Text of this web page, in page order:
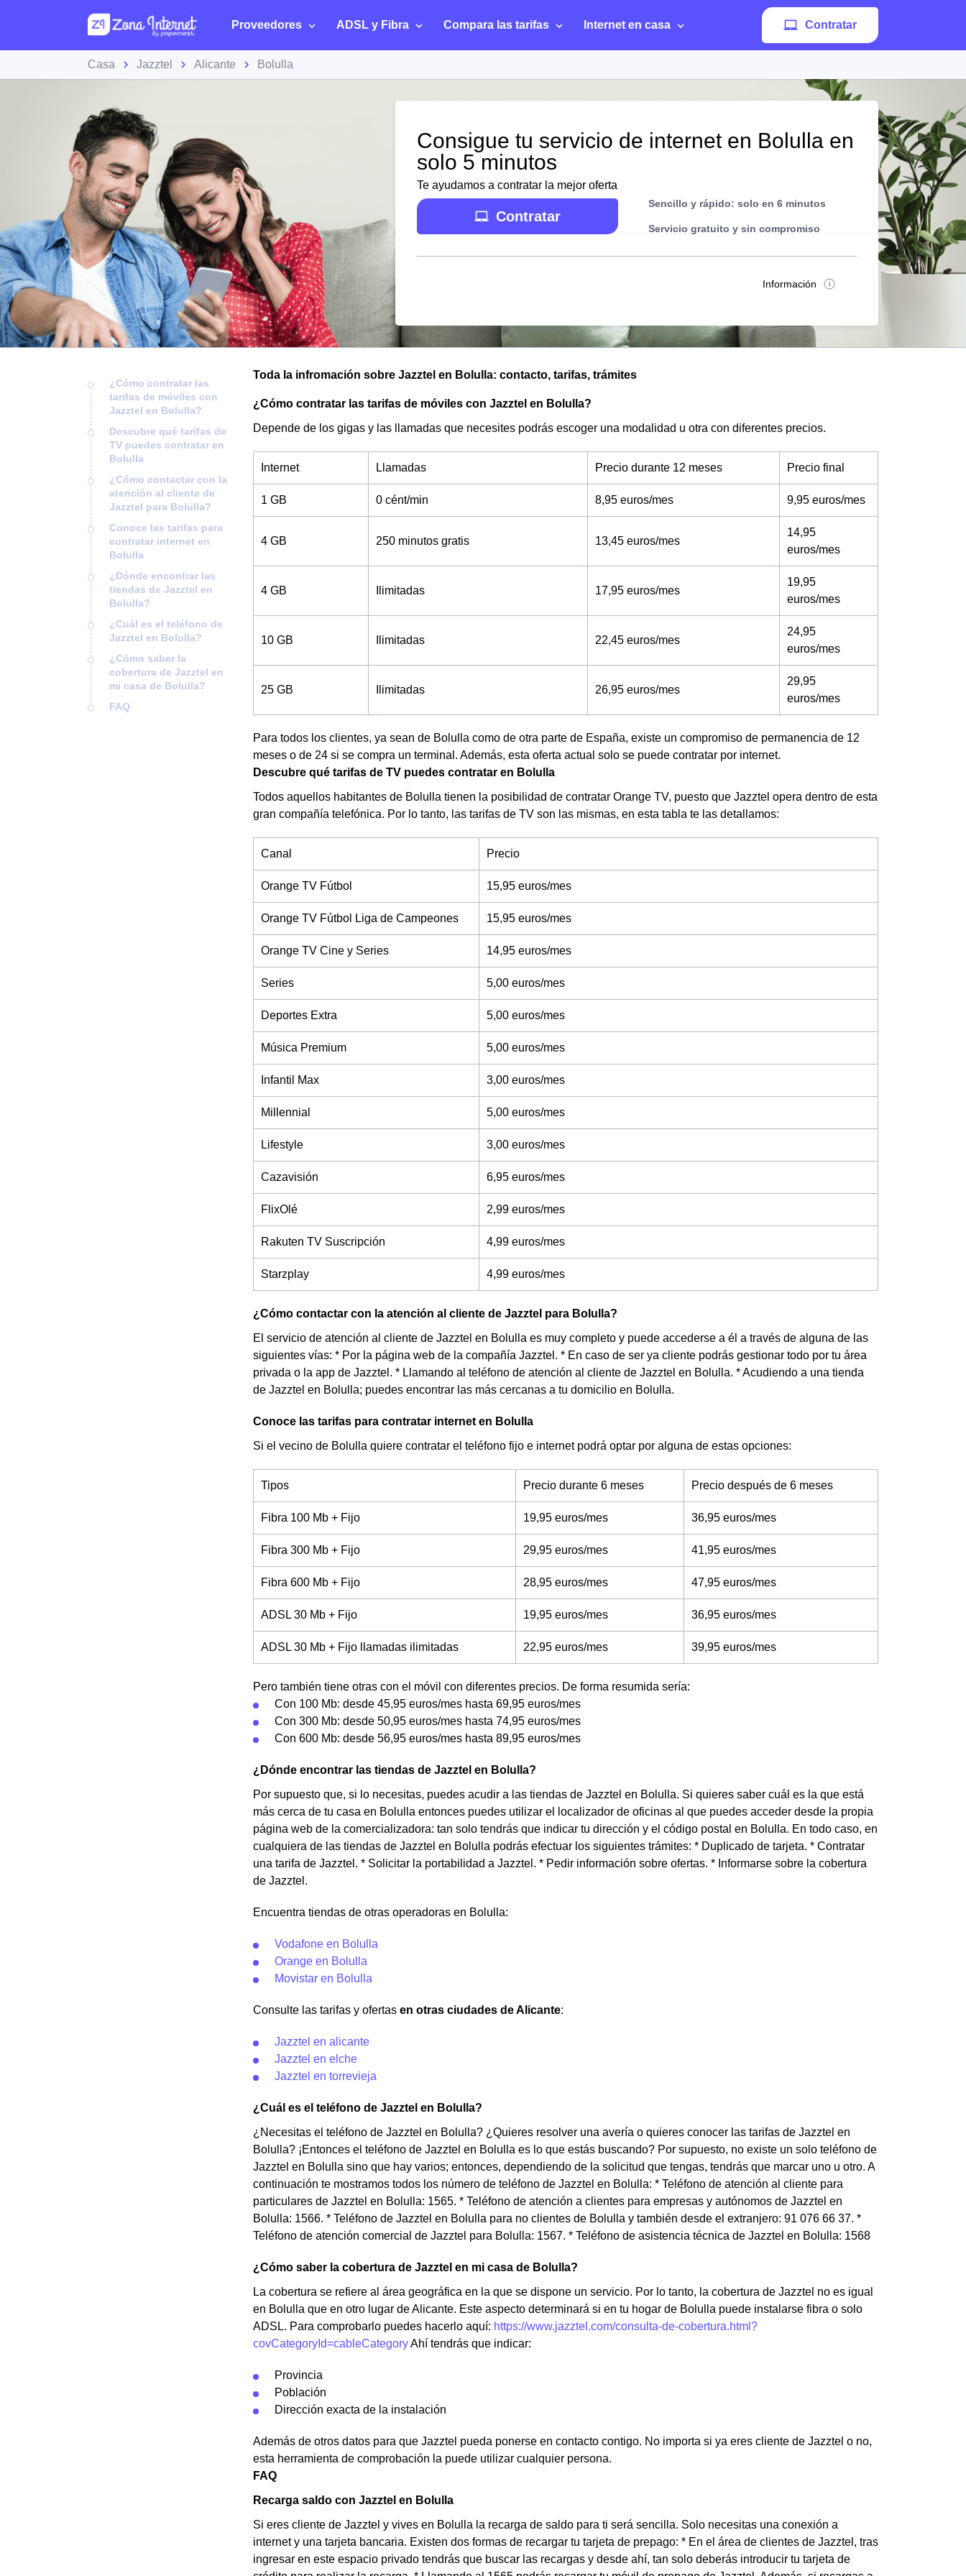
Proveedores ADSL y Fibra Compara las tarifas Internet en casa Contratar
Casa Jazztel Alicante Bolulla
Consigue tu servicio de internet en Bolulla en
solo 5 minutos
Te ayudamos a contratar la mejor oferta
Contratar
Sencillo y rápido: solo en 6 minutos
Servicio gratuito y sin compromiso
Información
¿Cómo contratar las
tarifas de móviles con
Jazztel en Bolulla?
Descubre qué tarifas de
TV puedes contratar en
Bolulla
¿Cómo contactar con la
atención al cliente de
Jazztel para Bolulla?
Conoce las tarifas para
contratar internet en
Bolulla
¿Dónde encontrar las
tiendas de Jazztel en
Bolulla?
¿Cuál es el teléfono de
Jazztel en Bolulla?
¿Cómo saber la
cobertura de Jazztel en
mi casa de Bolulla?
FAQ
Toda la infromación sobre Jazztel en Bolulla: contacto, tarifas, trámites
¿Cómo contratar las tarifas de móviles con Jazztel en Bolulla?
Depende de los gigas y las llamadas que necesites podrás escoger una modalidad u otra con diferentes precios.
Internet Llamadas Precio durante 12 meses Precio final
1 GB 0 cént/min 8,95 euros/mes 9,95 euros/mes
4 GB 250 minutos gratis 13,45 euros/mes
14,95
euros/mes
4 GB Ilimitadas 17,95 euros/mes
19,95
euros/mes
10 GB Ilimitadas 22,45 euros/mes
24,95
euros/mes
25 GB Ilimitadas 26,95 euros/mes
29,95
euros/mes
Para todos los clientes, ya sean de Bolulla como de otra parte de España, existe un compromiso de permanencia de 12
meses o de 24 si se compra un terminal. Además, esta oferta actual solo se puede contratar por internet.
Descubre qué tarifas de TV puedes contratar en Bolulla
Todos aquellos habitantes de Bolulla tienen la posibilidad de contratar Orange TV, puesto que Jazztel opera dentro de esta
gran compañía telefónica. Por lo tanto, las tarifas de TV son las mismas, en esta tabla te las detallamos:
Canal Precio
Orange TV Fútbol 15,95 euros/mes
Orange TV Fútbol Liga de Campeones 15,95 euros/mes
Orange TV Cine y Series 14,95 euros/mes
Series 5,00 euros/mes
Deportes Extra 5,00 euros/mes
Música Premium 5,00 euros/mes
Infantil Max 3,00 euros/mes
Millennial 5,00 euros/mes
Lifestyle 3,00 euros/mes
Cazavisión 6,95 euros/mes
FlixOlé 2,99 euros/mes
Rakuten TV Suscripción 4,99 euros/mes
Starzplay 4,99 euros/mes
¿Cómo contactar con la atención al cliente de Jazztel para Bolulla?
El servicio de atención al cliente de Jazztel en Bolulla es muy completo y puede accederse a él a través de alguna de las
siguientes vías: * Por la página web de la compañía Jazztel. * En caso de ser ya cliente podrás gestionar todo por tu área
privada o la app de Jazztel. * Llamando al teléfono de atención al cliente de Jazztel en Bolulla. * Acudiendo a una tienda
de Jazztel en Bolulla; puedes encontrar las más cercanas a tu domicilio en Bolulla.
Conoce las tarifas para contratar internet en Bolulla
Si el vecino de Bolulla quiere contratar el teléfono fijo e internet podrá optar por alguna de estas opciones:
Tipos Precio durante 6 meses Precio después de 6 meses
Fibra 100 Mb + Fijo 19,95 euros/mes 36,95 euros/mes
Fibra 300 Mb + Fijo 29,95 euros/mes 41,95 euros/mes
Fibra 600 Mb + Fijo 28,95 euros/mes 47,95 euros/mes
ADSL 30 Mb + Fijo 19,95 euros/mes 36,95 euros/mes
ADSL 30 Mb + Fijo llamadas ilimitadas 22,95 euros/mes 39,95 euros/mes
Pero también tiene otras con el móvil con diferentes precios. De forma resumida sería:
Con 100 Mb: desde 45,95 euros/mes hasta 69,95 euros/mes
Con 300 Mb: desde 50,95 euros/mes hasta 74,95 euros/mes
Con 600 Mb: desde 56,95 euros/mes hasta 89,95 euros/mes
¿Dónde encontrar las tiendas de Jazztel en Bolulla?
Por supuesto que, si lo necesitas, puedes acudir a las tiendas de Jazztel en Bolulla. Si quieres saber cuál es la que está
más cerca de tu casa en Bolulla entonces puedes utilizar el localizador de oficinas al que puedes acceder desde la propia
página web de la comercializadora: tan solo tendrás que indicar tu dirección y el código postal en Bolulla. En todo caso, en
cualquiera de las tiendas de Jazztel en Bolulla podrás efectuar los siguientes trámites: * Duplicado de tarjeta. * Contratar
una tarifa de Jazztel. * Solicitar la portabilidad a Jazztel. * Pedir información sobre ofertas. * Informarse sobre la cobertura
de Jazztel.
Encuentra tiendas de otras operadoras en Bolulla:
Vodafone en Bolulla
Orange en Bolulla
Movistar en Bolulla
Consulte las tarifas y ofertas en otras ciudades de Alicante:
Jazztel en alicante
Jazztel en elche
Jazztel en torrevieja
¿Cuál es el teléfono de Jazztel en Bolulla?
¿Necesitas el teléfono de Jazztel en Bolulla? ¿Quieres resolver una avería o quieres conocer las tarifas de Jazztel en
Bolulla? ¡Entonces el teléfono de Jazztel en Bolulla es lo que estás buscando? Por supuesto, no existe un solo teléfono de
Jazztel en Bolulla sino que hay varios; entonces, dependiendo de la solicitud que tengas, tendrás que marcar uno u otro. A
continuación te mostramos todos los número de teléfono de Jazztel en Bolulla: * Teléfono de atención al cliente para
particulares de Jazztel en Bolulla: 1565. * Teléfono de atención a clientes para empresas y autónomos de Jazztel en
Bolulla: 1566. * Teléfono de Jazztel en Bolulla para no clientes de Bolulla y también desde el extranjero: 91 076 66 37. *
Teléfono de atención comercial de Jazztel para Bolulla: 1567. * Teléfono de asistencia técnica de Jazztel en Bolulla: 1568
¿Cómo saber la cobertura de Jazztel en mi casa de Bolulla?
La cobertura se refiere al área geográfica en la que se dispone un servicio. Por lo tanto, la cobertura de Jazztel no es igual
en Bolulla que en otro lugar de Alicante. Este aspecto determinará si en tu hogar de Bolulla puede instalarse fibra o solo
ADSL. Para comprobarlo puedes hacerlo aquí: https://www.jazztel.com/consulta-de-cobertura.html?
covCategoryId=cableCategoryAhí tendrás que indicar:
Provincia
Población
Dirección exacta de la instalación
Además de otros datos para que Jazztel pueda ponerse en contacto contigo. No importa si ya eres cliente de Jazztel o no,
esta herramienta de comprobación la puede utilizar cualquier persona.
FAQ
Recarga saldo con Jazztel en Bolulla
Si eres cliente de Jazztel y vives en Bolulla la recarga de saldo para ti será sencilla. Solo necesitas una conexión a
internet y una tarjeta bancaria. Existen dos formas de recargar tu tarjeta de prepago: * En el área de clientes de Jazztel, tras
ingresar en este espacio privado tendrás que buscar las recargas y desde ahí, tan solo deberás introducir tu tarjeta de